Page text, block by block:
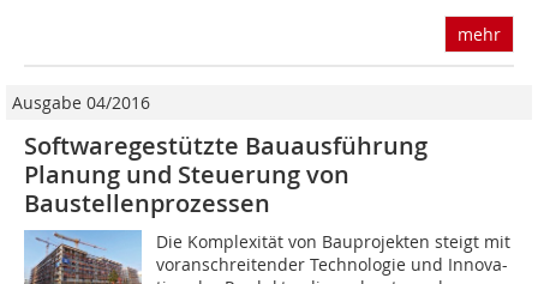
mehr
Ausgabe 04/2016
Softwaregestützte Bauausführung
Planung und Steuerung von
Baustellenprozessen
Die Komplexität von Bauprojekten steigt mit
voranschreitender Technologie und Innova-